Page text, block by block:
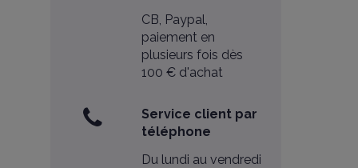
CB, Paypal,
paiement en
plusieurs fois dès
100 € d'achat
Service client par
téléphone
Du lundi au vendredi